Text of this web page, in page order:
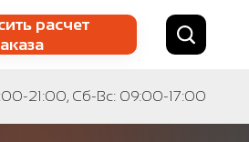
расчет
Найти по артикулу
21:00, Сб-Вс: 09:00-17:00